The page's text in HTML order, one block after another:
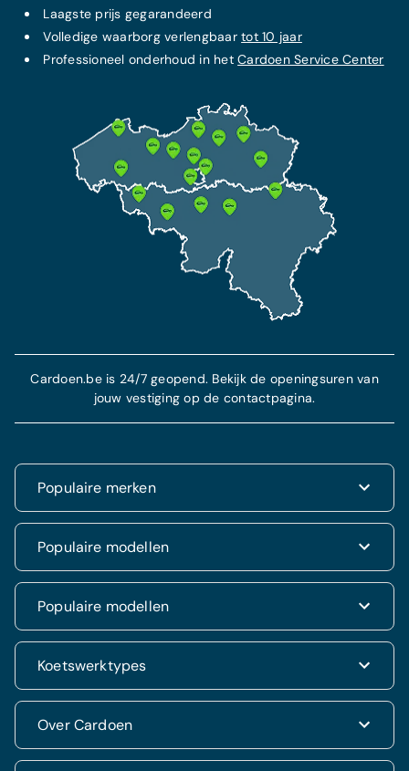
Laagste prijs gegarandeerd
Volledige waarborg verlengbaartot 10 jaar
Professioneel onderhoud in hetCardoen Service Center
Populaire merken
Renault
Dacia
Volkswagen
Hyundai
Kia
Mercedes
Opel
Seat
Populaire modellen
Renault Clio
Fiat 500
Hyundai Tucson
Kia Rio
Nissan Qashqai
Renault Captur
Populaire modellen
Hyundai i20
Jeep Renegade
Volkswagen Golf VII
Alfa Romeo Giulietta
Koetswerktypes
SUV & 4x4
Break
Cardoen.be is 24/7 geopend. Bekijk de openingsuren van
jouw vestiging op de contactpagina.
Over Cardoen